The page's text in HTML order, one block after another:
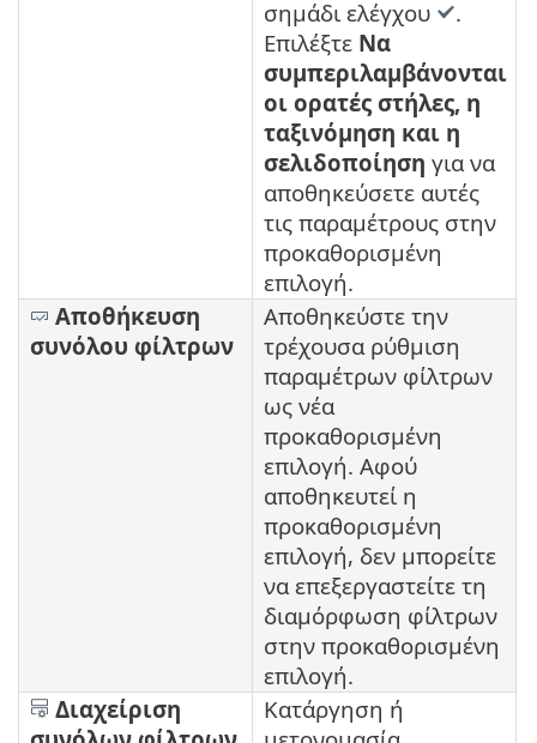
σημάδι ελέγχου
.
Επιλέξτε Να
συμπεριλαμβάνονται
οι ορατές στήλες, η
ταξινόμηση και η
σελιδοποίηση για να
αποθηκεύσετε αυτές
τις παραμέτρους στην
προκαθορισμένη
επιλογή.
Αποθήκευση
συνόλου φίλτρων
Αποθηκεύστε την
τρέχουσα ρύθμιση
παραμέτρων φίλτρων
ως νέα
προκαθορισμένη
επιλογή. Αφού
αποθηκευτεί η
προκαθορισμένη
επιλογή, δεν μπορείτε
να επεξεργαστείτε τη
διαμόρφωση φίλτρων
στην προκαθορισμένη
επιλογή.
Διαχείριση
Κατάργηση ή